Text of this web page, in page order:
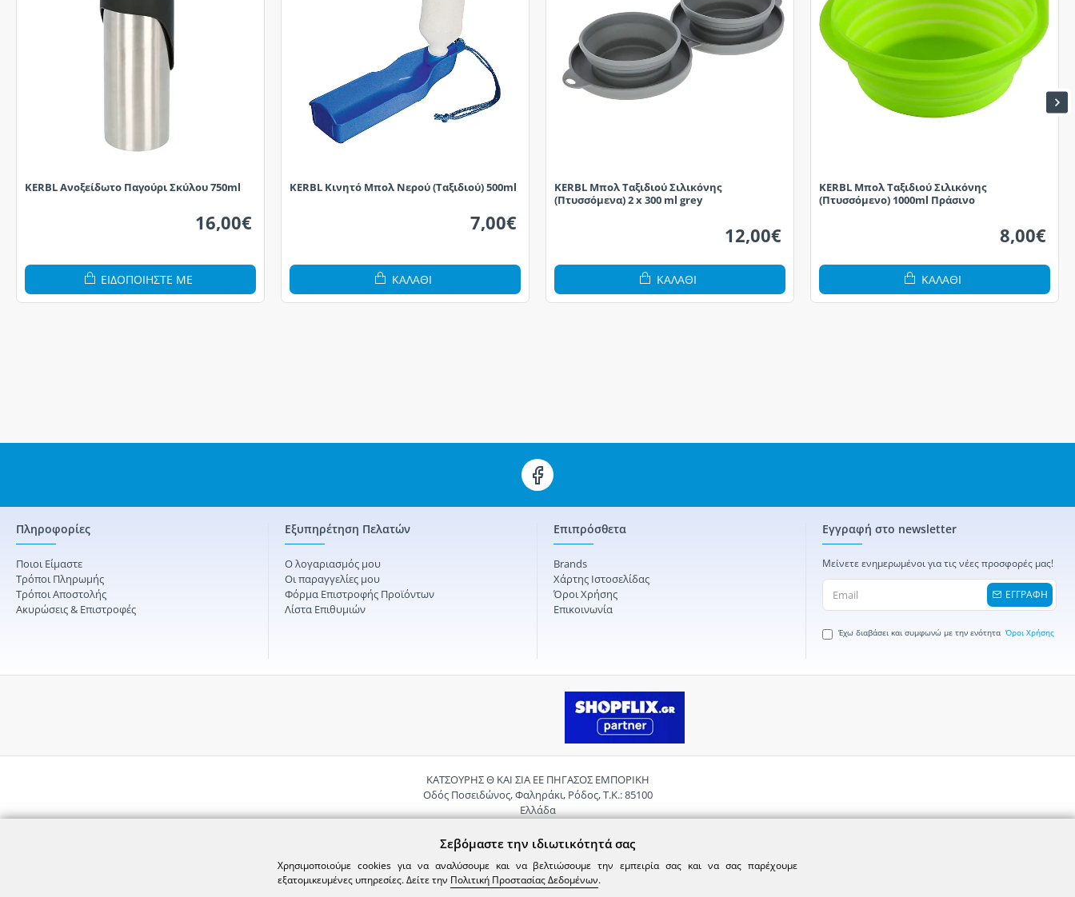
KERBL Ανοξείδωτο Παγούρι Σκύλου 750ml
16,00€
ΕΙΔΟΠΟΙΗΣΤΕ ΜΕ
KERBL Κινητό Mπολ Nερoύ (Ταξιδιού) 500ml
7,00€
ΚΑΛΆΘΙ
KERBL Μπολ Ταξιδιού Σιλικόνης
(Πτυσσόμενα) 2 x 300 ml grey
12,00€
ΚΑΛΆΘΙ
KERBL Μπολ Ταξιδιού Σιλικόνης
(Πτυσσόμενο) 1000ml Πράσινο
8,00€
ΚΑΛΆΘΙ
Πληροφορίες
Ποιοι Είμαστε
Τρόποι Πληρωμής
Τρόποι Αποστολής
Ακυρώσεις & Επιστροφές
Εξυπηρέτηση Πελατών
Ο λογαριασμός μου
Οι παραγγελίες μου
Φόρμα Επιστροφής Προϊόντων
Λίστα Επιθυμιών
Επιπρόσθετα
Brands
Χάρτης Ιστοσελίδας
Όροι Χρήσης
Επικοινωνία
Εγγραφή στο newsletter
Μείνετε ενημερωμένοι για τις νέες προσφορές μας!
ΕΓΓΡΑΦΗ
Έχω διαβάσει και συμφωνώ με την ενότητα Όροι Χρήσης
ΚΑΤΣΟΥΡΗΣ Θ ΚΑΙ ΣΙΑ ΕΕ ΠΗΓΑΣΟΣ ΕΜΠΟΡΙΚΗ
Οδός Ποσειδώνος, Φαληράκι, Ρόδος, Τ.Κ.: 85100
Ελλάδα
Email:pigasosemporiki@gmail.com
Σεβόμαστε την ιδιωτικότητά σας
Χρησιμοποιούμε cookies για να αναλύσουμε και να βελτιώσουμε την εμπειρία σας και να σας παρέχουμε
εξατομικευμένες υπηρεσίες. Δείτε την Πολιτική Προστασίας Δεδομένων.